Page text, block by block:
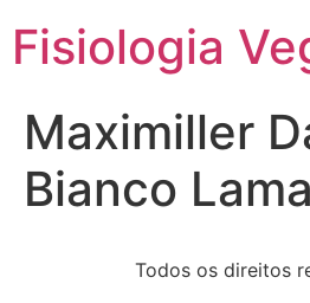
Fisiologia
Maximiller
Bianco
Todos os direitos